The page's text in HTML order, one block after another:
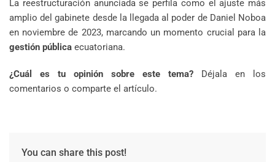
La reestructuración anunciada se perfila como el ajuste más
amplio del gabinete desde la llegada al poder de Daniel Noboa
en noviembre de 2023, marcando un momento crucial para la
gestión pública ecuatoriana.
¿Cuál es tu opinión sobre este tema? Déjala en los
comentarios o comparte el artículo.
You can share this post!